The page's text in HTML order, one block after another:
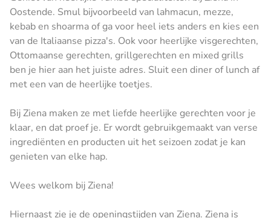
Oostende. Smul bijvoorbeeld van lahmacun, mezze,
kebab en shoarma of ga voor heel iets anders en kies een
van de Italiaanse pizza's. Ook voor heerlijke visgerechten,
Ottomaanse gerechten, grillgerechten en mixed grills
ben je hier aan het juiste adres. Sluit een diner of lunch af
met een van de heerlijke toetjes.
Bij Ziena maken ze met liefde heerlijke gerechten voor je
klaar, en dat proef je. Er wordt gebruikgemaakt van verse
ingrediënten en producten uit het seizoen zodat je kan
genieten van elke hap.
Wees welkom bij Ziena!
Hiernaast zie je de openingstijden van Ziena. Ziena is